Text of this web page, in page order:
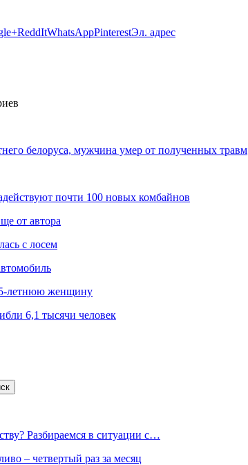
ReddItWhatsAppPinterestЭл. адрес
белоруса, мужчина умер от полученных травм
почти 100 новых комбайнов
от автора
с лосем
летнюю женщину
6,1 тысячи человек
Разбираемся в ситуации с…
– четвертый раз за месяц